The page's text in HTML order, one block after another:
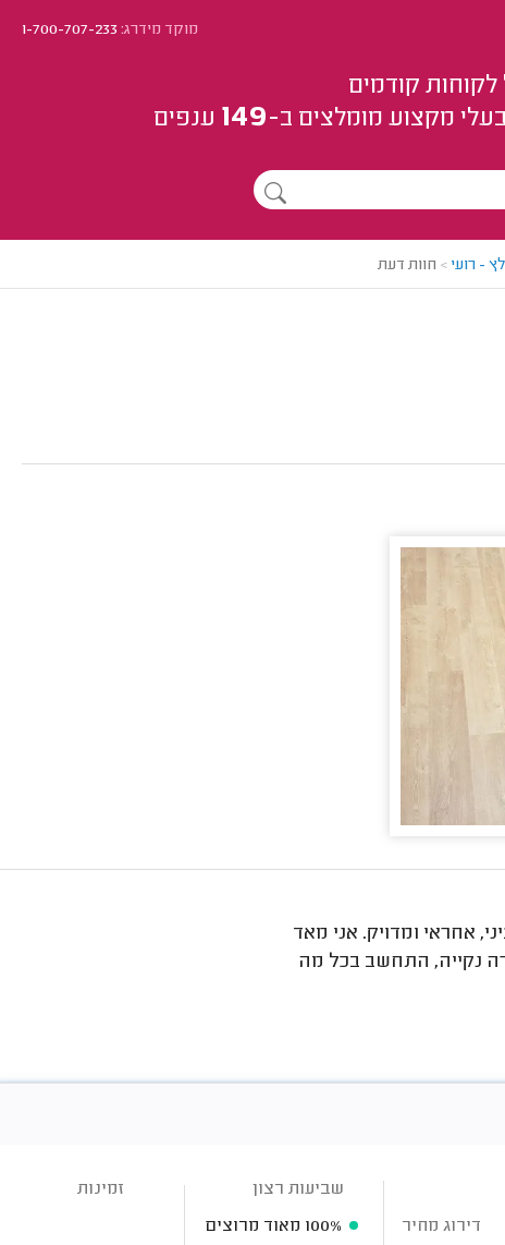
מוקד מידרג:1-700-707-233
קודמים
בעלי מקצוע מומלצים ב-149 ענפים
- רועי > חוות דעת
אחראי ומדויק. אני מאד
נקייה, התחשב בכל מה
דירוג מחיר
שביעות רצון
100% מאוד מרוצים
זמינות